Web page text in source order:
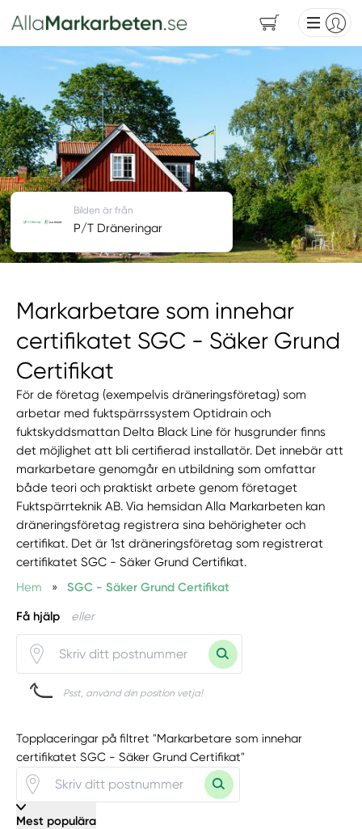
Markarbetare som innehar
certifikatet SGC - Säker Grund
Certifikat
För de företag (exempelvis dräneringsföretag) som
arbetar med fuktspärrssystem Optidrain och
fuktskyddsmattan Delta Black Line för husgrunder finns
det möjlighet att bli certifierad installatör. Det innebär att
markarbetare genomgår en utbildning som omfattar
både teori och praktiskt arbete genom företaget
Fuktspärrteknik AB. Via hemsidan Alla Markarbeten kan
dräneringsföretag registrera sina behörigheter och
certifikat. Det är 1st dräneringsföretag som registrerat
certifikatet SGC - Säker Grund Certifikat.
Hem
» SGC - Säker Grund Certifikat
Få hjälp eller
Psst, använd din position vetja!
Bilden är från
P/T Dräneringar
Topplaceringar på filtret "Markarbetare som innehar
certifikatet SGC - Säker Grund Certifikat"
Mest populära